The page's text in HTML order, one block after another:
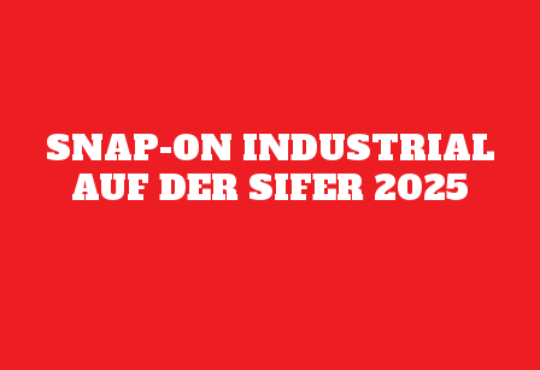
BRANDS
NACHRICHT
SNAP-ON INDUSTRIAL
AUF DER SIFER 2025